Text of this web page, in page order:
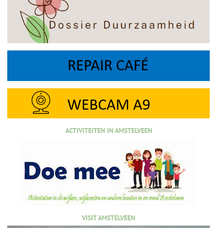
ACTIVITEITEN IN AMSTELVEEN
VISIT AMSTELVEEN